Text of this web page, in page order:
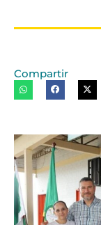
Compartir